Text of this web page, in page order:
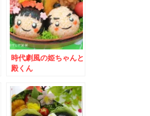
時代劇風の姫ちゃんと
殿くん